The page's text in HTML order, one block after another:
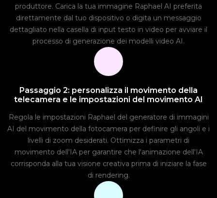
produttore. Carica la tua immagine Raphael AI preferita
direttamente dal tuo dispositivo o digita un messaggio
dettagliato nella casella di input testo in video per avviare il
processo di generazione dei modelli video AI.
Passaggio 2: personalizza il movimento della
telecamera e le impostazioni del movimento AI
Regola le impostazioni Raphael del generatore di immagini
AI del movimento della fotocamera per definire gli angoli e i
livelli di zoom desiderati. Ottimizza i parametri di
movimento dell'IA per garantire che l'animazione dell'IA
corrisponda alla tua visione creativa prima di iniziare la fase
di rendering.